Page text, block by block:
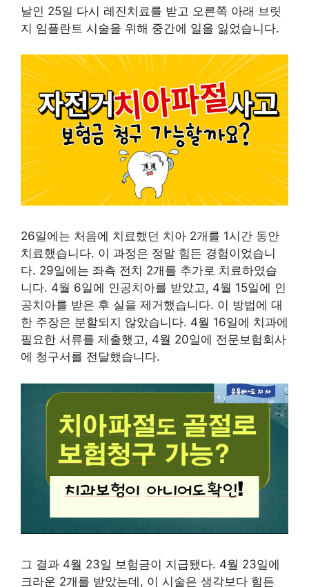
날인 25일 다시 레진치료를 받고 오른쪽 아래 브릿
지 임플란트 시술을 위해 중간에 일을 잃었습니다.
26일에는 처음에 치료했던 치아 2개를 1시간 동안
치료했습니다. 이 과정은 정말 힘든 경험이었습니
다. 29일에는 좌측 전치 2개를 추가로 치료하였습
니다. 4월 6일에 인공치아를 받았고, 4월 15일에 인
공치아를 받은 후 실을 제거했습니다. 이 방법에 대
한 주장은 분할되지 않았습니다. 4월 16일에 치과에
필요한 서류를 제출했고, 4월 20일에 전문보험회사
에 청구서를 전달했습니다.
그 결과 4월 23일 보험금이 지급됐다. 4월 23일에
크라운 2개를 받았는데, 이 시술은 생각보다 힘든